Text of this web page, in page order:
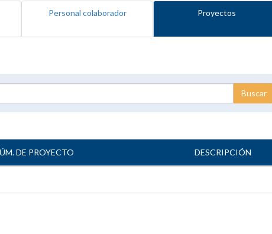
Personal colaborador Proyectos
DE PROYECTO DESCRIPCIÓN